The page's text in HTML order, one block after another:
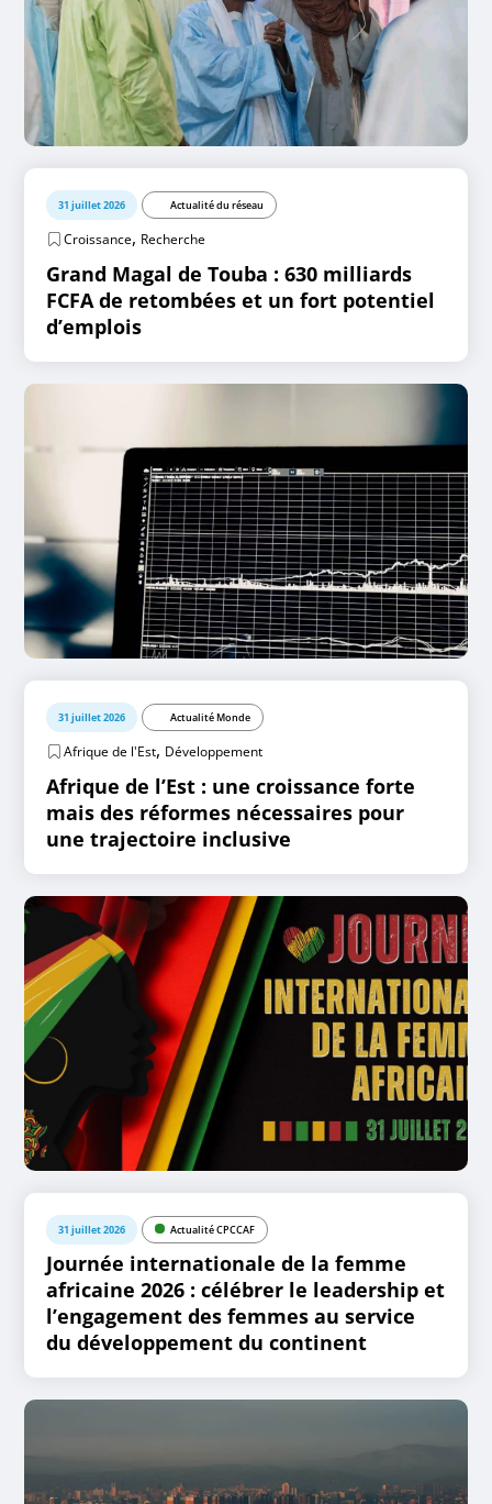
31 juillet 2026 Actualité du réseau
Croissance, Recherche
Grand Magal de Touba : 630 milliards
FCFA de retombées et un fort potentiel
d’emplois
31 juillet 2026 Actualité Monde
Afrique de l'Est, Développement
Afrique de l’Est : une croissance forte
mais des réformes nécessaires pour
une trajectoire inclusive
31 juillet 2026 Actualité CPCCAF
Journée internationale de la femme
africaine 2026 : célébrer le leadership et
l’engagement des femmes au service
du développement du continent